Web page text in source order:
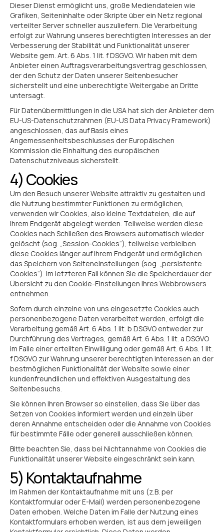
Dieser Dienst ermöglicht uns, große Mediendateien wie
Grafiken, Seiteninhalte oder Skripte über ein Netz regional
verteilter Server schneller auszuliefern. Die Verarbeitung
erfolgt zur Wahrung unseres berechtigten Interesses an der
Verbesserung der Stabilität und Funktionalität unserer
Website gem. Art. 6 Abs. 1 lit. f DSGVO. Wir haben mit dem
Anbieter einen Auftragsverarbeitungsvertrag geschlossen,
der den Schutz der Daten unserer Seitenbesucher
sicherstellt und eine unberechtigte Weitergabe an Dritte
untersagt.
Für Datenübermittlungen in die USA hat sich der Anbieter dem
EU-US-Datenschutzrahmen (EU-US Data Privacy Framework)
angeschlossen, das auf Basis eines
Angemessenheitsbeschlusses der Europäischen
Kommission die Einhaltung des europäischen
Datenschutzniveaus sicherstellt.
4) Cookies
Um den Besuch unserer Website attraktiv zu gestalten und
die Nutzung bestimmter Funktionen zu ermöglichen,
verwenden wir Cookies, also kleine Textdateien, die auf
Ihrem Endgerät abgelegt werden. Teilweise werden diese
Cookies nach Schließen des Browsers automatisch wieder
gelöscht (sog. „Session-Cookies“), teilweise verbleiben
diese Cookies länger auf Ihrem Endgerät und ermöglichen
das Speichern von Seiteneinstellungen (sog. „persistente
Cookies“). Im letzteren Fall können Sie die Speicherdauer der
Übersicht zu den Cookie-Einstellungen Ihres Webbrowsers
entnehmen.
Sofern durch einzelne von uns eingesetzte Cookies auch
personenbezogene Daten verarbeitet werden, erfolgt die
Verarbeitung gemäß Art. 6 Abs. 1 lit. b DSGVO entweder zur
Durchführung des Vertrages, gemäß Art. 6 Abs. 1 lit. a DSGVO
im Falle einer erteilten Einwilligung oder gemäß Art. 6 Abs. 1 lit.
f DSGVO zur Wahrung unserer berechtigten Interessen an der
bestmöglichen Funktionalität der Website sowie einer
kundenfreundlichen und effektiven Ausgestaltung des
Seitenbesuchs.
Sie können Ihren Browser so einstellen, dass Sie über das
Setzen von Cookies informiert werden und einzeln über
deren Annahme entscheiden oder die Annahme von Cookies
für bestimmte Fälle oder generell ausschließen können.
Bitte beachten Sie, dass bei Nichtannahme von Cookies die
Funktionalität unserer Website eingeschränkt sein kann.
5) Kontaktaufnahme
Im Rahmen der Kontaktaufnahme mit uns (z.B. per
Kontaktformular oder E-Mail) werden personenbezogene
Daten erhoben. Welche Daten im Falle der Nutzung eines
Kontaktformulars erhoben werden, ist aus dem jeweiligen